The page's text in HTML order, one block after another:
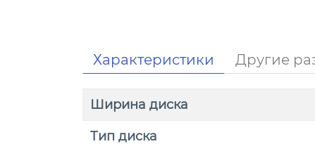
Характеристики Другие
Ширина диска
Тип диска